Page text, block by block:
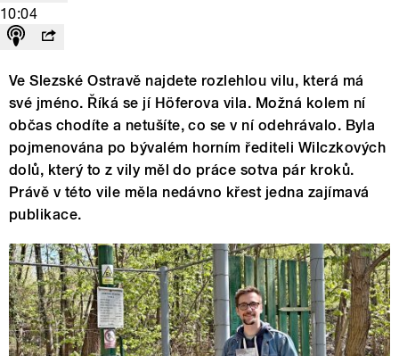
10:04
Ve Slezské Ostravě najdete rozlehlou vilu, která má
své jméno. Říká se jí Höferova vila. Možná kolem ní
občas chodíte a netušíte, co se v ní odehrávalo. Byla
pojmenována po bývalém horním řediteli Wilczkových
dolů, který to z vily měl do práce sotva pár kroků.
Právě v této vile měla nedávno křest jedna zajímavá
publikace.